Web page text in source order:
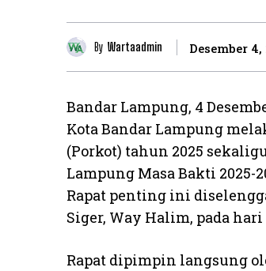
By Wartaadmin Desember 4,
​Bandar Lampung, 4
Kota Bandar Lampung
(Porkot) tahun 2025
Lampung Masa Bakti 2025-
​Rapat penting ini
Siger, Way Halim, pada hari
​Rapat dipimpin langsung